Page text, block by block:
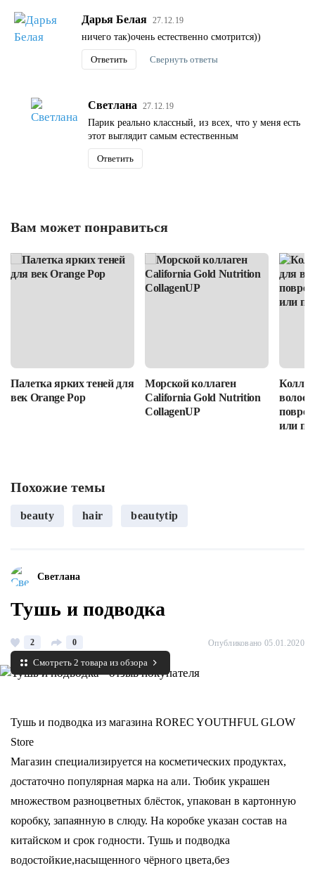
Дарья Белая 27.12.19
ничего так)очень естественно смотрится))
Ответить Свернуть ответы
Светлана 27.12.19
Парик реально классный, из всех, что у меня есть
этот выглядит самым естественным
Ответить
Вам может понравиться
Палетка ярких теней для
век Orange Pop
Морской коллаген
California Gold Nutrition
CollagenUP
волос:
или
Похожие темы
beauty hair beautytip
Светлана
Тушь и подводка
2 0 Опубликовано 05.01.2020
Смотреть 2 товара из обзора
Тушь и подводка из магазина ROREC YOUTHFUL GLOW
Store
Магазин специализируется на косметических продуктах,
достаточно популярная марка на али. Тюбик украшен
множеством разноцветных блёсток, упакован в картонную
коробку, запаянную в слюду. На коробке указан состав на
китайском и срок годности. Тушь и подводка
водостойкие,насыщенного чёрного цвета,без